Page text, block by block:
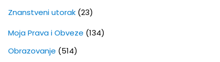
Znanstveni utorak(23)
Moja Prava i Obveze (134)
Obrazovanje (514)